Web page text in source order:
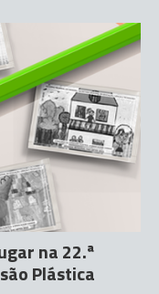
na 22.ª
Plástica